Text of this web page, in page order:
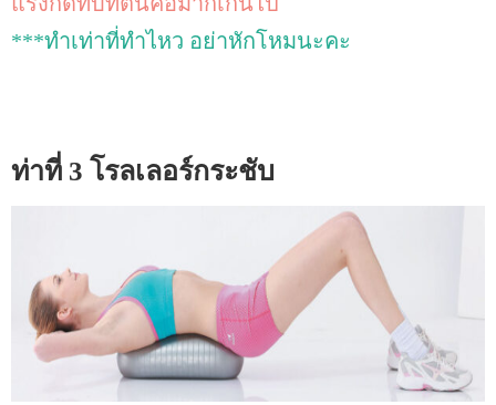
***ทำเท่าที่ทำไหว อย่าหักโหมนะคะ
ท่าที่ 3 โรลเลอร์กระชับ